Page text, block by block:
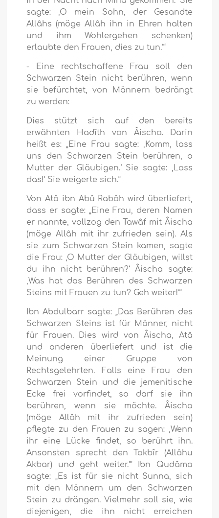
sagte: ‚O mein Sohn, der Gesandte
Allâhs (möge Allâh ihn in Ehren halten
und ihm Wohlergehen schenken)
erlaubte den Frauen, dies zu tun.‘“
- Eine rechtschaffene Frau soll den
Schwarzen Stein nicht berühren, wenn
sie befürchtet, von Männern bedrängt
zu werden:
Dies stützt sich auf den bereits
erwähnten Hadîth von Âischa. Darin
heißt es: „Eine Frau sagte: ‚Komm, lass
uns den Schwarzen Stein berühren, o
Mutter der Gläubigen.‘ Sie sagte: ‚Lass
das!‘ Sie weigerte sich.“
Von Atâ ibn Abû Rabâh wird überliefert,
dass er sagte: „Eine Frau, deren Namen
er nannte, vollzog den Tawâf mit Âischa
(möge Allâh mit ihr zufrieden sein). Als
sie zum Schwarzen Stein kamen, sagte
die Frau: ‚O Mutter der Gläubigen, willst
du ihn nicht berühren?‘ Âischa sagte:
‚Was hat das Berühren des Schwarzen
Steins mit Frauen zu tun? Geh weiter!‘“
Ibn Abdulbarr sagte: „Das Berühren des
Schwarzen Steins ist für Männer, nicht
für Frauen. Dies wird von Âischa, Atâ
und anderen überliefert und ist die
Meinung einer Gruppe von
Rechtsgelehrten. Falls eine Frau den
Schwarzen Stein und die jemenitische
Ecke frei vorfindet, so darf sie ihn
berühren, wenn sie möchte. Âischa
(möge Allâh mit ihr zufrieden sein)
pflegte zu den Frauen zu sagen: ‚Wenn
ihr eine Lücke findet, so berührt ihn.
Ansonsten sprecht den Takbîr (Allâhu
Akbar) und geht weiter.‘“ Ibn Qudâma
sagte: „Es ist für sie nicht Sunna, sich
mit den Männern um den Schwarzen
Stein zu drängen. Vielmehr soll sie, wie
diejenigen, die ihn nicht erreichen